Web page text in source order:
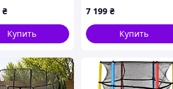
₴
Купить
4TE3H50158
7 199 ₴
Купить